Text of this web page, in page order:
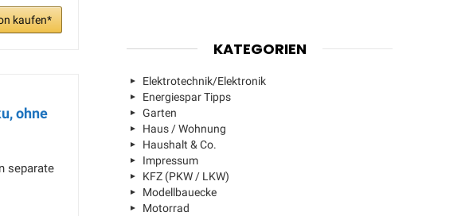
kaufen*
ohne
separate
KATEGORIEN
Elektrotechnik/Elektronik
Energiespar Tipps
Garten
Haus / Wohnung
Haushalt & Co.
Impressum
KFZ (PKW / LKW)
Modellbauecke
Motorrad